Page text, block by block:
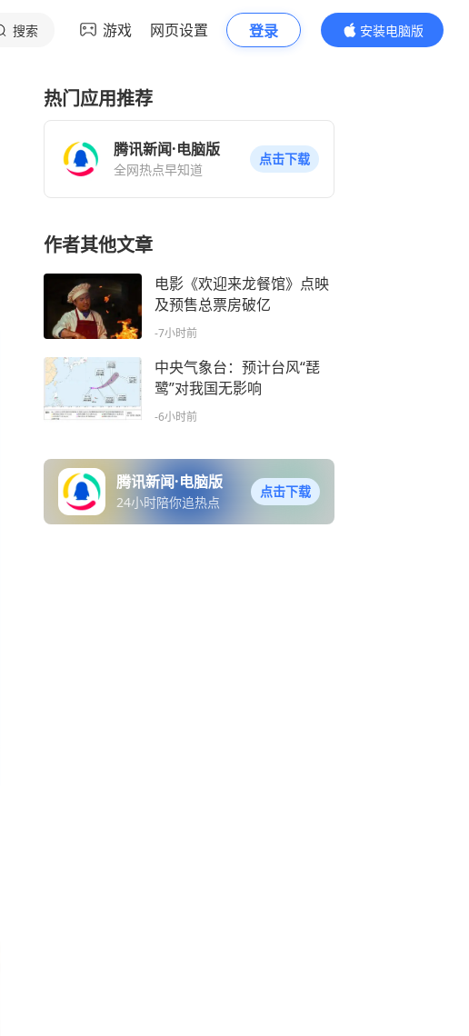
搜索 游戏 网页设置 登录
安装电脑版
内容更精彩
热门应用推荐
腾讯新闻·电脑版
全网热点早知道
点击下载
作者其他文章
电影《欢迎来龙餐馆》点映
及预售总票房破亿
-7小时前
中央气象台：预计台风“琵
鹭”对我国无影响
-6小时前
腾讯新闻·电脑版
24小时陪你追热点
点击下载